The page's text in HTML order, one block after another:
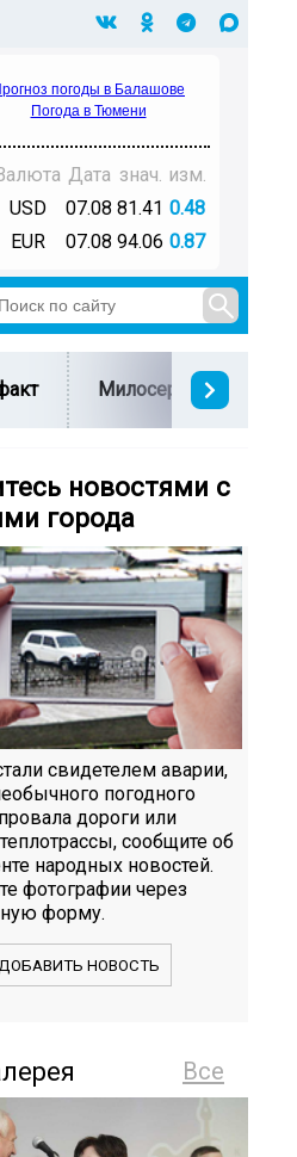
погоды в Балашове
Погода в Тюмени
Дата знач. изм.
USD 07.08 81.41 0.48
EUR 07.08 94.06 0.87
Милосердие
новостями с
города
свидетелем аварии,
погодного
дороги или
сообщите об
народных новостей.
фотографии через
форму.
ДОБАВИТЬ НОВОСТЬ
Все